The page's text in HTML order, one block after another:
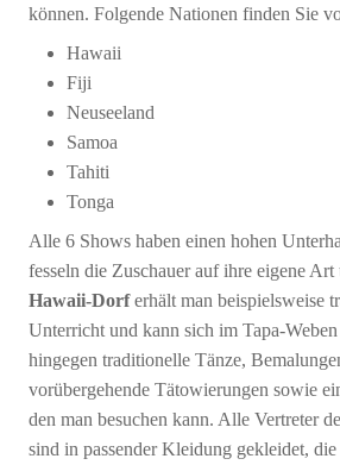
können. Folgende Nationen finden Sie
Hawaii
Fiji
Neuseeland
Samoa
Tahiti
Tonga
Alle 6 Shows haben einen hohen
fesseln die Zuschauer auf ihre eigene
Hawaii-Dorferhält man beispielsweise
Unterricht und kann sich im Tapa-Weben
hingegen traditionelle Tänze,
vorübergehende Tätowierungen sowie
den man besuchen kann. Alle Vertreter
sind in passender Kleidung gekleidet, die